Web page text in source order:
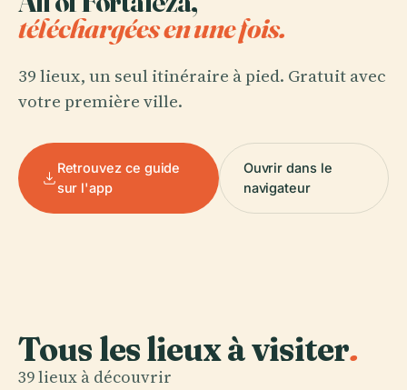
téléchargées en une fois.
39 lieux, un seul itinéraire à pied. Gratuit avec
votre première ville.
Retrouvez ce guide
sur l'app
Ouvrir dans le
navigateur
Tous les lieux à visiter.
39 lieux à découvrir